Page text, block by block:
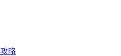
攻略